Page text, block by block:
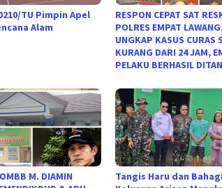
TU Pimpin Apel
Alam
RESPON CEPAT SAT
POLRES EMPAT
UNGKAP KASUS CURAS
KURANG DARI 24 JAM,
PELAKU BERHASIL
M. DIAMIN
Tangis Haru dan